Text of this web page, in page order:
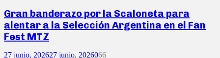
Gran banderazo por la Scaloneta para
alentar a la Selección Argentina en el Fan
Fest MTZ
27 junio, 202627 junio, 2026066